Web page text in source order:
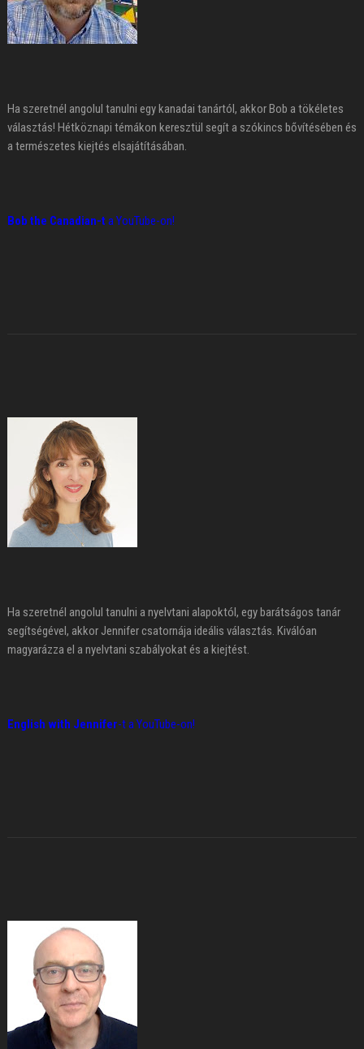
Ha szeretnél angolul tanulni egy kanadai tanártól, akkor Bob a tökéletes
választás! Hétköznapi témákon keresztül segít a szókincs bővítésében és
a természetes kiejtés elsajátításában.
Bob the Canadian-t a YouTube-on!
Ha szeretnél angolul tanulni a nyelvtani alapoktól, egy barátságos tanár
segítségével, akkor Jennifer csatornája ideális választás. Kiválóan
magyarázza el a nyelvtani szabályokat és a kiejtést.
English with Jennifer-t a YouTube-on!